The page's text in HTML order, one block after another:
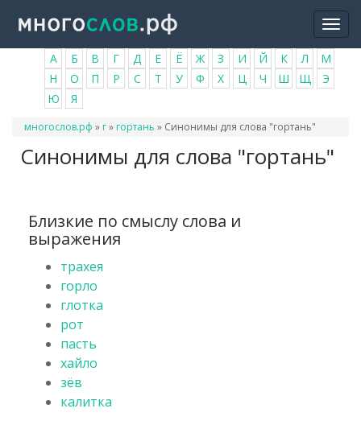
основному
содержанию
А Б В Г Д Е Ё Ж З И Й К Л
М
Н
О П Р С Т У Ф Х Ц Ч Ш Щ
Э
Ю
Я
Вы
многослов.рф » г» гортань » Синонимы для слова "гортань"
Синонимы для слова "гортань"
Близкие по смыслу слова и
выражения
трахея
горло
глотка
рот
пасть
хайло
зёв
калитка